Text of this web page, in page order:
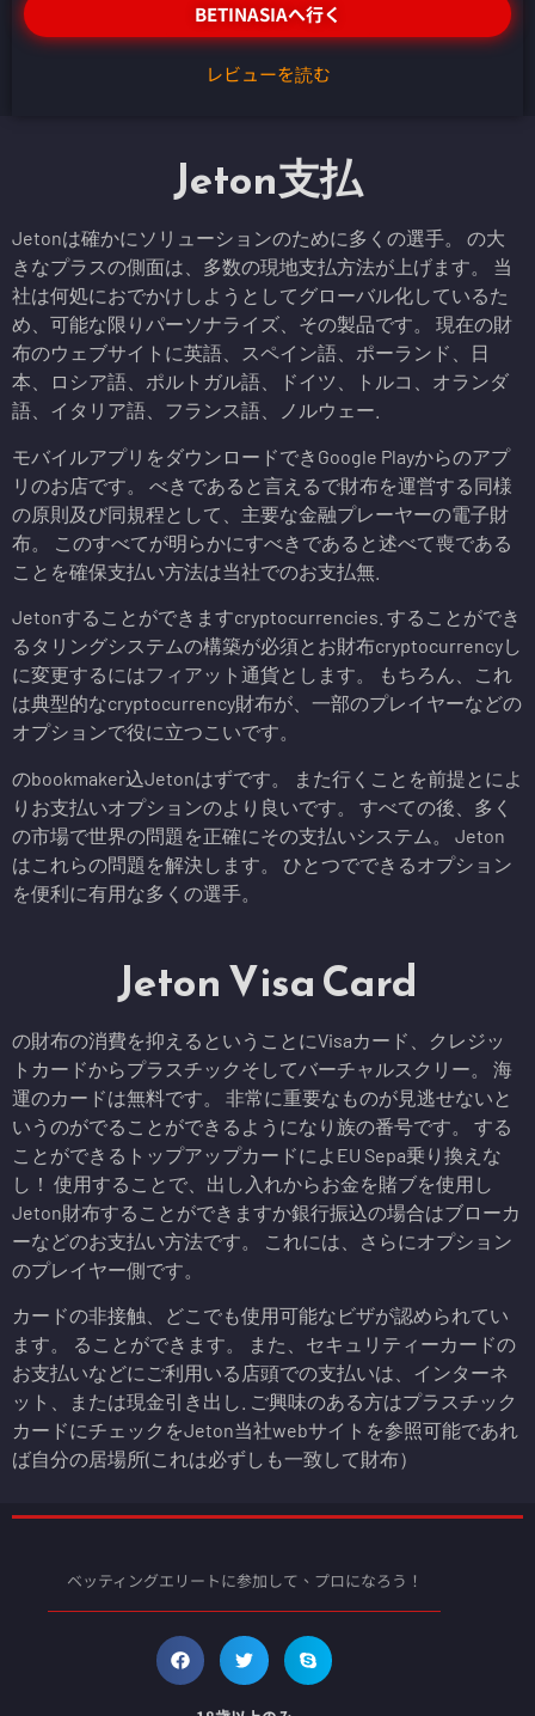
BETINASIAへ行く
レビューを読む
Jeton支払
Jetonは確かにソリューションのために多くの選手。 の大
きなプラスの側面は、多数の現地支払方法が上げます。 当
社は何処におでかけしようとしてグローバル化しているた
め、可能な限りパーソナライズ、その製品です。 現在の財
布のウェブサイトに英語、スペイン語、ポーランド、日
本、ロシア語、ポルトガル語、ドイツ、トルコ、オランダ
語、イタリア語、フランス語、ノルウェー.
モバイルアプリをダウンロードできGoogle Playからのアプ
リのお店です。 べきであると言えるで財布を運営する同様
の原則及び同規程として、主要な金融プレーヤーの電子財
布。 このすべてが明らかにすべきであると述べて喪である
ことを確保支払い方法は当社でのお支払無.
Jetonすることができますcryptocurrencies. することができ
るタリングシステムの構築が必須とお財布cryptocurrencyし
に変更するにはフィアット通貨とします。 もちろん、これ
は典型的なcryptocurrency財布が、一部のプレイヤーなどの
オプションで役に立つこいです。
のbookmaker込Jetonはずです。 また行くことを前提とによ
りお支払いオプションのより良いです。 すべての後、多く
の市場で世界の問題を正確にその支払いシステム。 Jeton
はこれらの問題を解決します。 ひとつでできるオプション
を便利に有用な多くの選手。
Jeton Visa Card
の財布の消費を抑えるということにVisaカード、クレジッ
トカードからプラスチックそしてバーチャルスクリー。 海
運のカードは無料です。 非常に重要なものが見逃せないと
いうのがでることができるようになり族の番号です。 する
ことができるトップアップカードによEU Sepa乗り換えな
し！ 使用することで、出し入れからお金を賭ブを使用し
Jeton財布することができますか銀行振込の場合はブローカ
ーなどのお支払い方法です。 これには、さらにオプション
のプレイヤー側です。
カードの非接触、どこでも使用可能なビザが認められてい
ます。 ることができます。 また、セキュリティーカードの
お支払いなどにご利用いる店頭での支払いは、インターネ
ット、または現金引き出し. ご興味のある方はプラスチック
カードにチェックをJeton当社webサイトを参照可能であれ
ば自分の居場所(これは必ずしも一致して財布）
ベッティングエリートに参加して、プロになろう！